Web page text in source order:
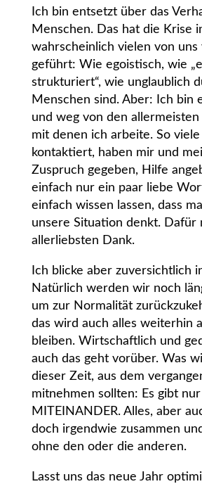
Ich bin entsetzt über das
Menschen. Das hat die Krise
wahrscheinlich vielen von uns
geführt: Wie egoistisch, wie
strukturiert“, wie unglaublich
Menschen sind. Aber: Ich bin
und weg von den
mit denen ich arbeite. So
kontaktiert, haben mir und
Zuspruch gegeben, Hilfe
einfach nur ein paar liebe
einfach wissen lassen, dass
unsere Situation denkt. Dafür
allerliebsten Dank.
Ich blicke aber zuversichtlich
Natürlich werden wir noch
um zur Normalität
das wird auch alles weiterhin
bleiben. Wirtschaftlich und
auch das geht vorüber. Was
dieser Zeit, aus dem
mitnehmen sollten: Es gibt
MITEINANDER. Alles, aber
doch irgendwie zusammen
ohne den oder die anderen.
Lasst uns das neue Jahr